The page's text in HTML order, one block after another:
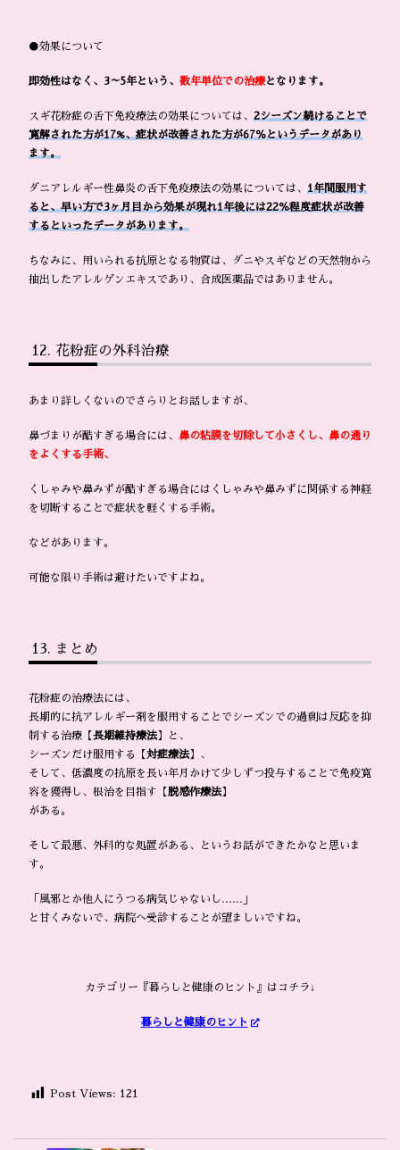
●効果について
即効性はなく、3～5年という、 数年単位での治療となります。
スギ花粉症の舌下免疫療法の効果については、 2シーズン続けることで
寛解された方が17%、症状が改善された方が67％というデータがあり
ます。
ダニアレルギー性鼻炎の舌下免疫療法の効果については、 1年間服用す
ると、早い方で3ヶ月目から効果が現れ1年後には22％程度症状が改善
するといったデータがあります。
ちなみに、用いられる抗原となる物質は、ダニやスギなどの天然物から
抽出したアレルゲンエキスであり、合成医薬品ではありません。
花粉症の外科治療
あまり詳しくないのでさらりとお話しますが、
鼻づまりが酷すぎる場合には、 鼻の粘膜を切除して小さくし、鼻の通り
をよくする手術、
くしゃみや鼻みずが酷すぎる場合にはくしゃみや鼻みずに関係する神経
を切断することで症状を軽くする手術。
などがあります。
可能な限り手術は避けたいですよね。
まとめ
花粉症の治療法には、
長期的に抗アレルギー剤を服用することでシーズンでの過剰は反応を抑
制する治療【長期維持療法】と、
シーズンだけ服用する【対症療法】、
そして、低濃度の抗原を長い年月かけて少しずつ投与することで免疫寛
容を獲得し、根治を目指す【脱感作療法】
がある。
そして最悪、外科的な処置がある、というお話ができたかなと思いま
す。
「風邪とか他人にうつる病気じゃないし……」
と甘くみないで、病院へ受診することが望ましいですね。
カテゴリー『暮らしと健康のヒント』はコチラ↓
暮らしと健康のヒント
Post Views: 121